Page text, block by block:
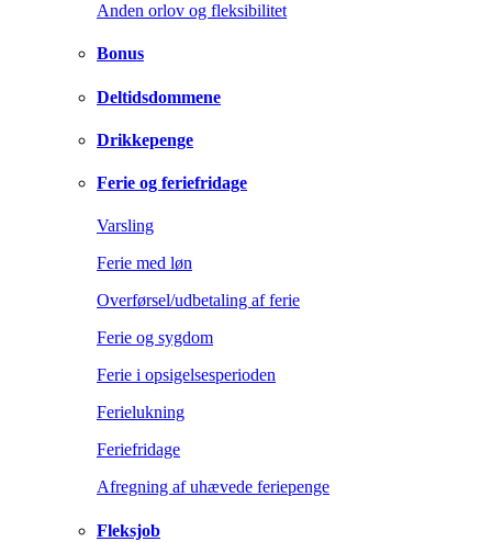
Anden orlov og fleksibilitet
Bonus
Deltidsdommene
Drikkepenge
Ferie og feriefridage
Varsling
Ferie med løn
Overførsel/udbetaling af ferie
Ferie og sygdom
Ferie i opsigelsesperioden
Ferielukning
Feriefridage
Afregning af uhævede feriepenge
Fleksjob